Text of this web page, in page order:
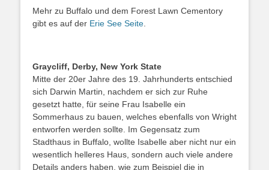
Mehr zu Buffalo und dem Forest Lawn Cementory
gibt es auf der Erie See Seite
Graycliff, Derby, New York State
Mitte der 20er Jahre des 19. Jahrhunderts entschied
sich Darwin Martin, nachdem er sich zur Ruhe
gesetzt hatte, für seine Frau Isabelle ein
Sommerhaus zu bauen, welches ebenfalls von Wright
entworfen werden sollte. Im Gegensatz zum
Stadthaus in Buffalo, wollte Isabelle aber nicht nur ein
wesentlich helleres Haus, sondern auch viele andere
Details anders haben, wie zum Beispiel die in